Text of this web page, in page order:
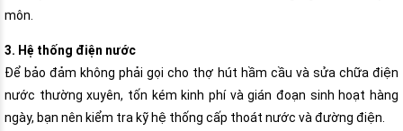
môn.
3. Hệ thống điện nước
Để bảo đảm không phải gọi cho thợ hút hầm cầu và sửa chữa điện
nước thường xuyên, tốn kém kinh phí và gián đoạn sinh hoạt hàng
ngày, bạn nên kiểm tra kỹ hệ thống cấp thoát nước và đường điện.